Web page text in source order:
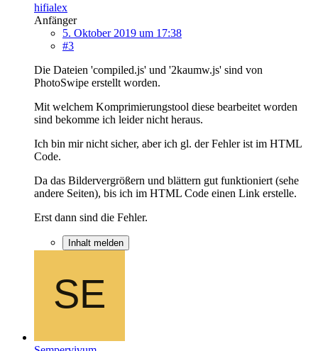
hifialex
Anfänger
5. Oktober 2019 um 17:38
#3
Die Dateien 'compiled.js' und '2kaumw.js' sind von
PhotoSwipe erstellt worden.
Mit welchem Komprimierungstool diese bearbeitet worden
sind bekomme ich leider nicht heraus.
Ich bin mir nicht sicher, aber ich gl. der Fehler ist im HTML
Code.
Da das Bildervergrößern und blättern gut funktioniert (sehe
andere Seiten), bis ich im HTML Code einen Link erstelle.
Erst dann sind die Fehler.
Inhalt melden